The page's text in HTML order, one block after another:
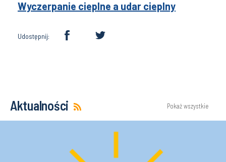
Wyczerpanie cieplne a udar cieplny
Udostępnij:
Aktualności Pokaż wszystkie